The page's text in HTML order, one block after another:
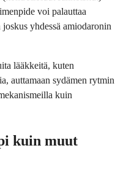
voi palauttaa
yhdessä amiodaronin
lääkkeitä, kuten
auttamaan sydämen rytmin
kuin
kuin muut